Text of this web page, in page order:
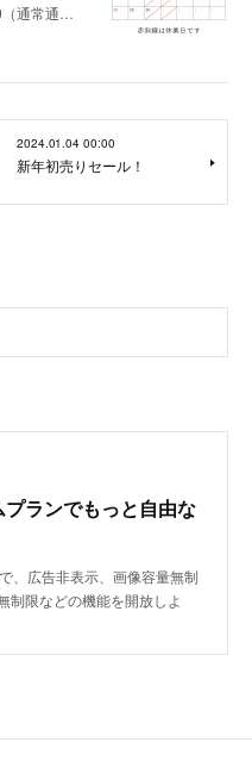
（通常通…
2024.01.04 00:00
新年初売りセール！
プランでもっと自由な
、広告非表示、画像容量無制
制限などの機能を開放しよ